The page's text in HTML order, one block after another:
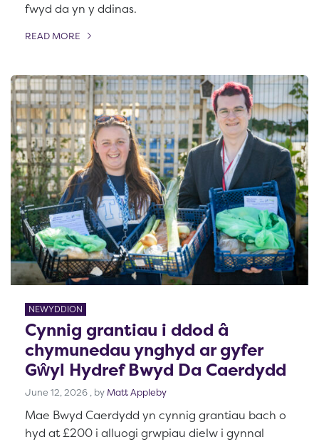
fwyd da yn y ddinas.
READ MORE
OF THIS ARTICLE
NEWYDDION
Cynnig grantiau i ddod â
chymunedau ynghyd ar gyfer
Gŵyl Hydref Bwyd Da Caerdydd
June 12, 2026 June 12, 2026
, by Matt Appleby
Mae Bwyd Caerdydd yn cynnig grantiau bach o
hyd at £200 i alluogi grwpiau dielw i gynnal